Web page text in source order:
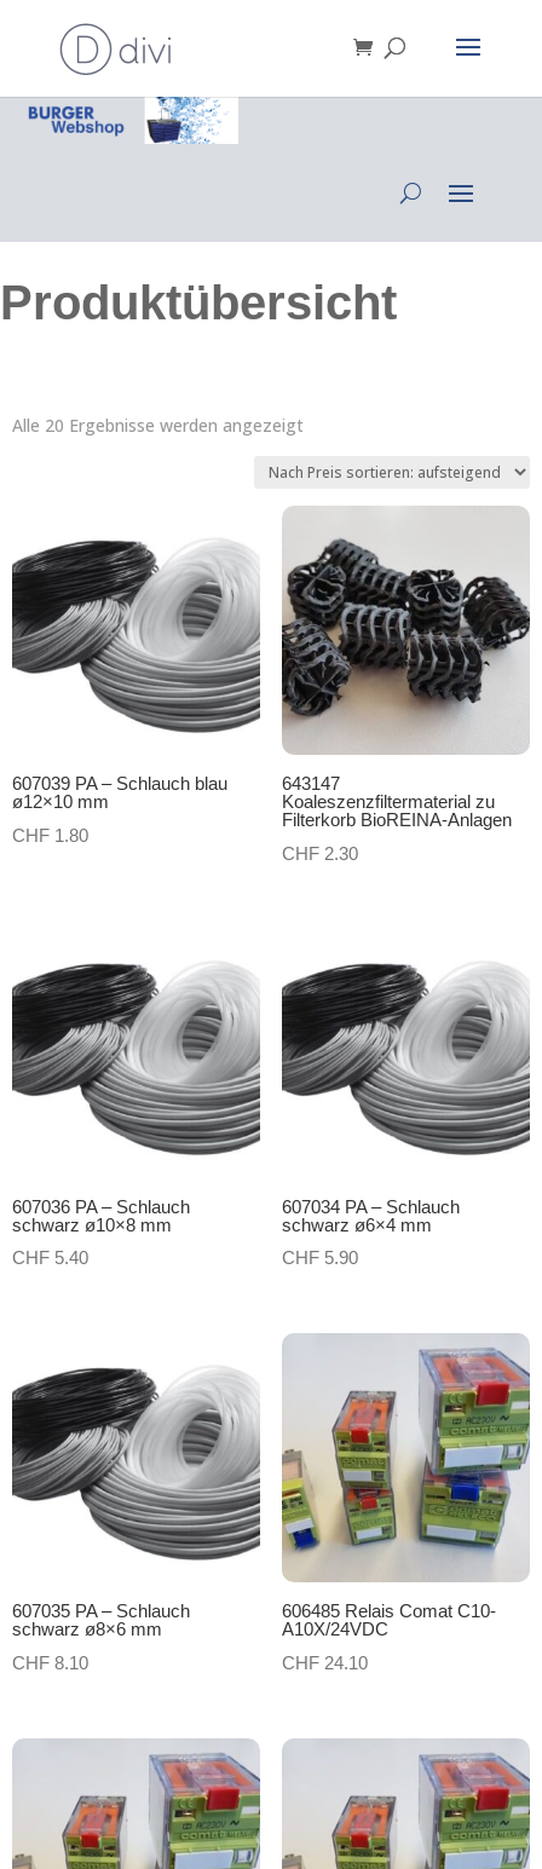
Produktübersicht
Alle 20 Ergebnisse werden angezeigt
sortiert:
aufsteigend
607039 PA – Schlauch blau
ø12×10 mm
CHF 1.80
643147
Koaleszenzfiltermaterial zu
Filterkorb BioREINA-Anlagen
CHF2.30
607036 PA – Schlauch
schwarz ø10×8 mm
CHF 5.40
607034 PA – Schlauch
schwarz ø6×4 mm
CHF5.90
607035 PA – Schlauch
schwarz ø8×6 mm
CHF 8.10
606485 Relais Comat C10-
A10X/24VDC
CHF24.10